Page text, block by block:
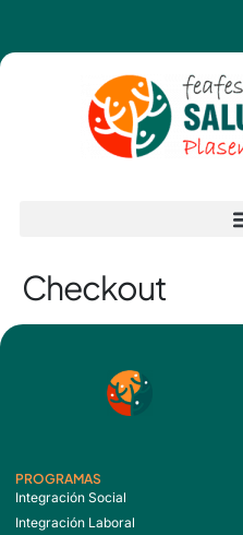
Checkout
PROGRAMAS
Integración Social
Integración Laboral